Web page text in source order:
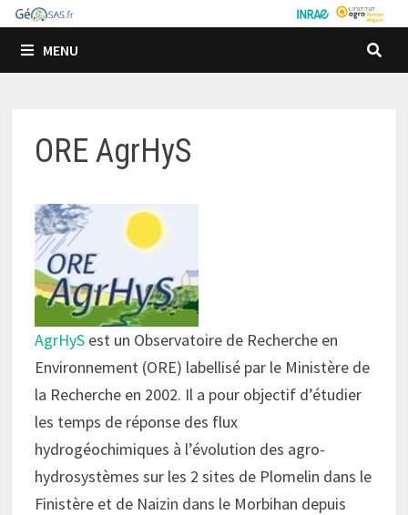
Passer
contenu
MENU
ORE AgrHyS
AgrHySest un Observatoire de Recherche en
Environnement (ORE) labellisé par le Ministère de
la Recherche en 2002. Il a pour objectif d’étudier
les temps de réponse des flux
hydrogéochimiques à l’évolution des agro-
hydrosystèmes sur les 2 sites de Plomelin dans le
Finistère et de Naizin dans le Morbihan depuis